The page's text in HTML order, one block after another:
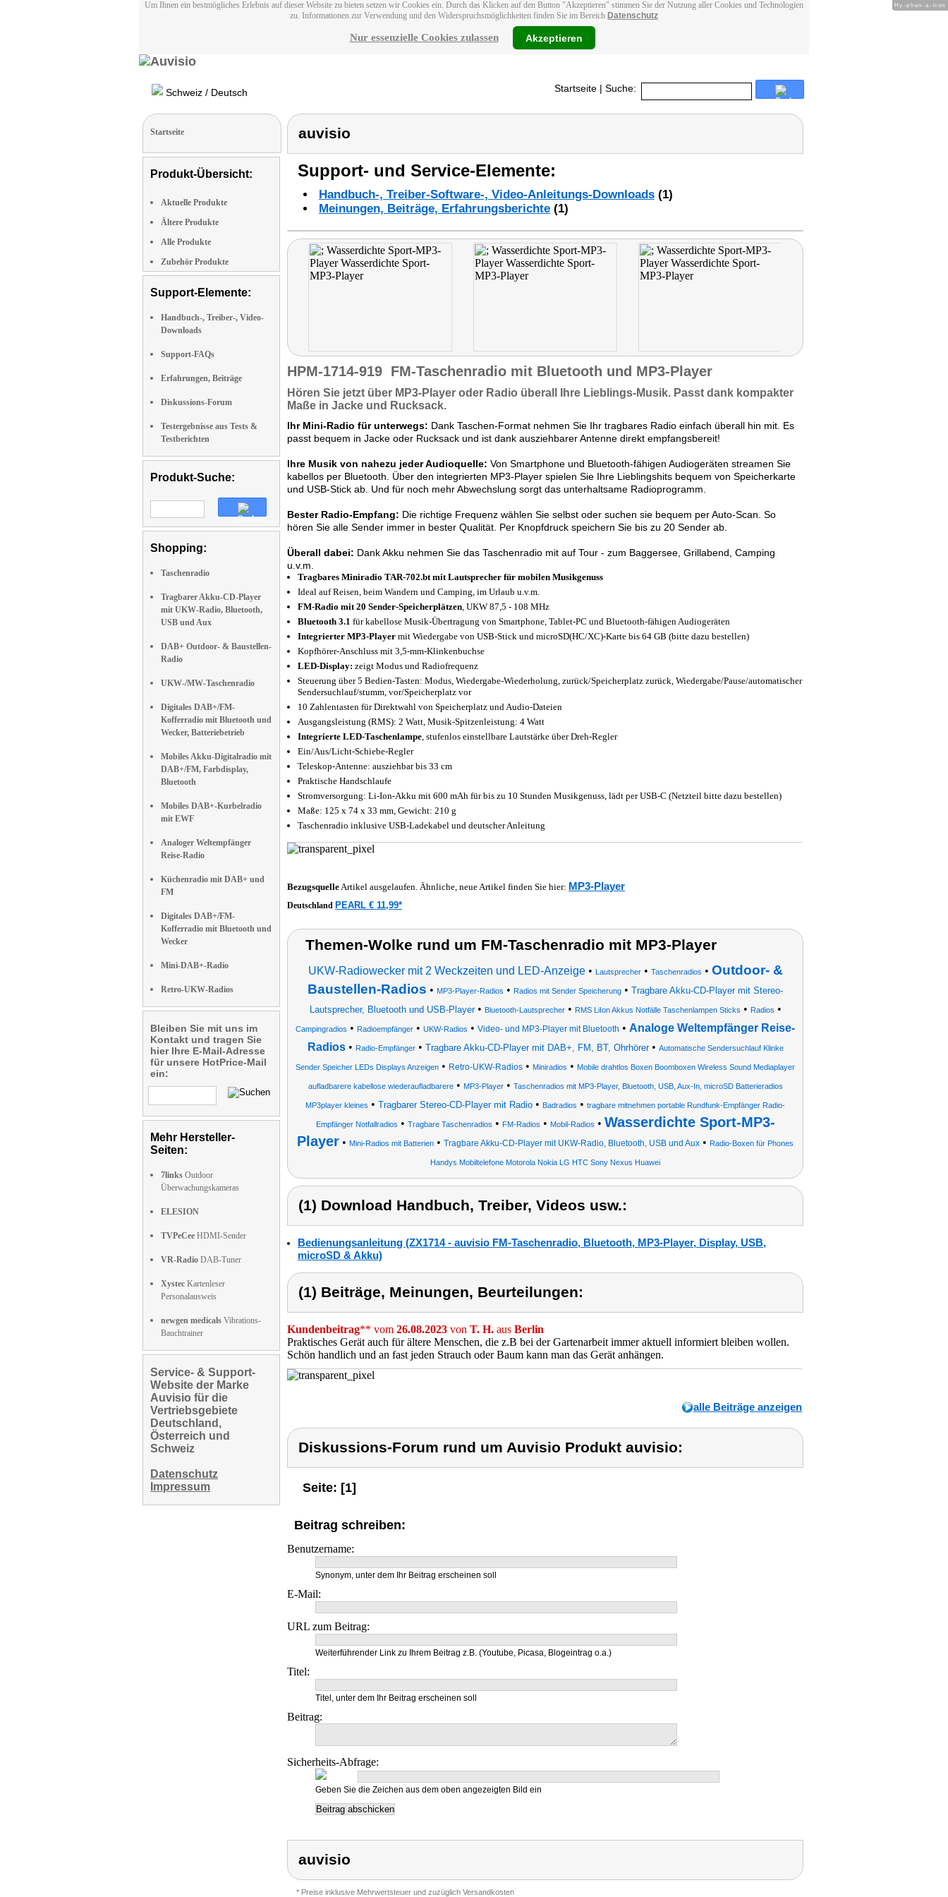
Um Ihnen ein bestmögliches Erlebnis auf dieser Website zu bieten setzen wir Cookies ein. Durch das Klicken auf den Button "Akzeptieren" stimmen Sie der Nutzung aller Cookies und Technologien
zu. Informationen zur Verwendung und den Widerspruchsmöglichkeiten finden Sie im Bereich Datenschutz
Nur essenzielle Cookies zulassen Akzeptieren
Schweiz / Deutsch Startseite | Suche:
Startseite
Produkt-Übersicht:
Aktuelle Produkte
Ältere Produkte
Alle Produkte
Zubehör Produkte
Support-Elemente:
Handbuch-, Treiber-, Video-
Downloads
Support-FAQs
Erfahrungen, Beiträge
Diskussions-Forum
Testergebnisse aus Tests &
Testberichten
Produkt-Suche:
Shopping:
Taschenradio
Tragbarer Akku-CD-Player
mit UKW-Radio, Bluetooth,
USB und Aux
DAB+ Outdoor- & Baustellen-
Radio
UKW-/MW-Taschenradio
Digitales DAB+/FM-
Kofferradio mit Bluetooth und
Wecker, Batteriebetrieb
Mobiles Akku-Digitalradio mit
DAB+/FM, Farbdisplay,
Bluetooth
Mobiles DAB+-Kurbelradio
mit EWF
Analoger Weltempfänger
Reise-Radio
Küchenradio mit DAB+ und
FM
Digitales DAB+/FM-
Kofferradio mit Bluetooth und
Wecker
Mini-DAB+-Radio
Retro-UKW-Radios
Bleiben Sie mit uns im
Kontakt und tragen Sie
hier Ihre E-Mail-Adresse
für unsere HotPrice-Mail
ein:
Mehr Hersteller-
Seiten:
7links Outdoor
Überwachungskameras
ELESION
TVPeCee HDMI-Sender
VR-Radio DAB-Tuner
Xystec Kartenleser
Personalausweis
newgen medicals Vibrations-
Bauchtrainer
Service- & Support-
Website der Marke
Auvisio für die
Vertriebsgebiete
Deutschland,
Österreich und
Schweiz
Datenschutz
Impressum
auvisio
Support- und Service-Elemente:
Handbuch-, Treiber-Software-, Video-Anleitungs-Downloads (1)
Meinungen, Beiträge, Erfahrungsberichte (1)
HPM-1714-919 FM-Taschenradio mit Bluetooth und MP3-Player
Hören Sie jetzt über MP3-Player oder Radio überall Ihre Lieblings-Musik. Passt dank kompakter
Maße in Jacke und Rucksack.
Ihr Mini-Radio für unterwegs: Dank Taschen-Format nehmen Sie Ihr tragbares Radio einfach überall hin mit. Es
passt bequem in Jacke oder Rucksack und ist dank ausziehbarer Antenne direkt empfangsbereit!
Ihre Musik von nahezu jeder Audioquelle: Von Smartphone und Bluetooth-fähigen Audiogeräten streamen Sie
kabellos per Bluetooth. Über den integrierten MP3-Player spielen Sie Ihre Lieblingshits bequem von Speicherkarte
und USB-Stick ab. Und für noch mehr Abwechslung sorgt das unterhaltsame Radioprogramm.
Bester Radio-Empfang: Die richtige Frequenz wählen Sie selbst oder suchen sie bequem per Auto-Scan. So
hören Sie alle Sender immer in bester Qualität. Per Knopfdruck speichern Sie bis zu 20 Sender ab.
Überall dabei: Dank Akku nehmen Sie das Taschenradio mit auf Tour - zum Baggersee, Grillabend, Camping
u.v.m.
Tragbares Miniradio TAR-702.bt mit Lautsprecher für mobilen Musikgenuss
Ideal auf Reisen, beim Wandern und Camping, im Urlaub u.v.m.
FM-Radio mit 20 Sender-Speicherplätzen, UKW 87,5 - 108 MHz
Bluetooth 3.1 für kabellose Musik-Übertragung von Smartphone, Tablet-PC und Bluetooth-fähigen Audiogeräten
Integrierter MP3-Player mit Wiedergabe von USB-Stick und microSD(HC/XC)-Karte bis 64 GB (bitte dazu bestellen)
Kopfhörer-Anschluss mit 3,5-mm-Klinkenbuchse
LED-Display: zeigt Modus und Radiofrequenz
Steuerung über 5 Bedien-Tasten: Modus, Wiedergabe-Wiederholung, zurück/Speicherplatz zurück, Wiedergabe/Pause/automatischer
Sendersuchlauf/stumm, vor/Speicherplatz vor
10 Zahlentasten für Direktwahl von Speicherplatz und Audio-Dateien
Ausgangsleistung (RMS): 2 Watt, Musik-Spitzenleistung: 4 Watt
Integrierte LED-Taschenlampe, stufenlos einstellbare Lautstärke über Dreh-Regler
Ein/Aus/Licht-Schiebe-Regler
Teleskop-Antenne: ausziehbar bis 33 cm
Praktische Handschlaufe
Stromversorgung: Li-Ion-Akku mit 600 mAh für bis zu 10 Stunden Musikgenuss, lädt per USB-C (Netzteil bitte dazu bestellen)
Maße: 125 x 74 x 33 mm, Gewicht: 210 g
Taschenradio inklusive USB-Ladekabel und deutscher Anleitung
BezugsquelleArtikel ausgelaufen. Ähnliche, neue Artikel finden Sie hier: MP3-Player
Deutschland PEARL € 11,99*
Themen-Wolke rund um FM-Taschenradio mit MP3-Player
UKW-Radiowecker mit 2 Weckzeiten und LED-Anzeige• Lautsprecher• Taschenradios • Outdoor- &
Baustellen-Radios • MP3-Player-Radios • Radios mit Sender Speicherung • Tragbare Akku-CD-Player mit Stereo-
Lautsprecher, Bluetooth und USB-Player• Bluetooth-Lautsprecher• RMS LiIon Akkus Notfälle Taschenlampen Sticks • Radios •
Campingradios • Radioempfänger • UKW-Radios • Video- und MP3-Player mit Bluetooth • Analoge Weltempfänger Reise-
Radios• Radio-Empfänger• Tragbare Akku-CD-Player mit DAB+, FM, BT, Ohrhörer• Automatische Sendersuchlauf Klinke
Sender Speicher LEDs Displays Anzeigen • Retro-UKW-Radios • Miniradios • Mobile drahtlos Boxen Boomboxen Wireless Sound Mediaplayer
aufladbarere kabellose wiederaufladbarere• MP3-Player• Taschenradios mit MP3-Player, Bluetooth, USB, Aux-In, microSD Batterieradios
MP3player kleines • Tragbarer Stereo-CD-Player mit Radio • Badradios • tragbare mitnehmen portable Rundfunk-Empfänger Radio-
Empfänger Notfallradios • Tragbare Taschenradios • FM-Radios • Mobil-Radios • Wasserdichte Sport-MP3-
Player • Mini-Radios mit Batterien • Tragbare Akku-CD-Player mit UKW-Radio, Bluetooth, USB und Aux • Radio-Boxen für Phones
Handys Mobiltelefone Motorola Nokia LG HTC Sony Nexus Huawei
(1) Download Handbuch, Treiber, Videos usw.:
Bedienungsanleitung (ZX1714 - auvisio FM-Taschenradio, Bluetooth, MP3-Player, Display, USB,
microSD & Akku)
(1) Beiträge, Meinungen, Beurteilungen:
Kundenbeitrag** vom 26.08.2023 von T. H. aus Berlin
Praktisches Gerät auch für ältere Menschen, die z.B bei der Gartenarbeit immer aktuell informiert bleiben wollen.
Schön handlich und an fast jeden Strauch oder Baum kann man das Gerät anhängen.
alle Beiträge anzeigen
Diskussions-Forum rund um Auvisio Produkt auvisio:
Seite: [1]
Beitrag schreiben:
Benutzername:
Synonym, unter dem Ihr Beitrag erscheinen soll
E-Mail:
URL zum Beitrag:
Weiterführender Link zu Ihrem Beitrag z.B. (Youtube, Picasa, Blogeintrag o.a.)
Titel:
Titel, unter dem Ihr Beitrag erscheinen soll
Beitrag:
Sicherheits-Abfrage:
Geben Sie die Zeichen aus dem oben angezeigten Bild ein
auvisio
* Preise inklusive Mehrwertsteuer und zuzüglich Versandkosten
Hy-phen-a-tion